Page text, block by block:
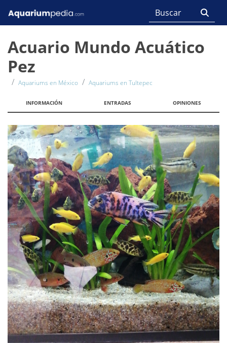
Acuario Mundo Acuático
Pez
Aquariums en México Aquariums en Tultepec
INFORMACIÓN ENTRADAS OPINIONES